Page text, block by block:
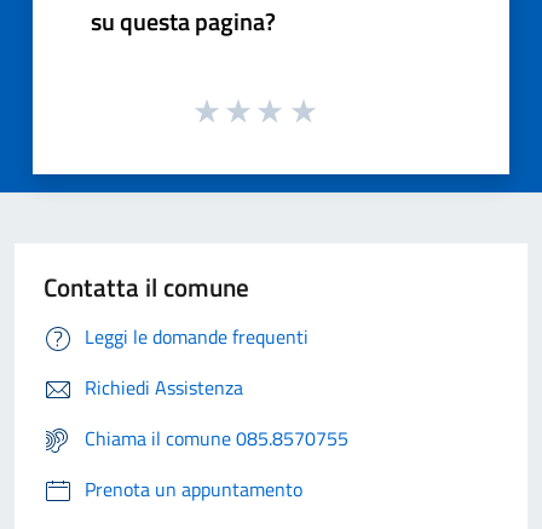
su questa pagina?
Contatta il comune
Leggi le domande frequenti
Richiedi Assistenza
Chiama il comune 085.8570755
Prenota un appuntamento